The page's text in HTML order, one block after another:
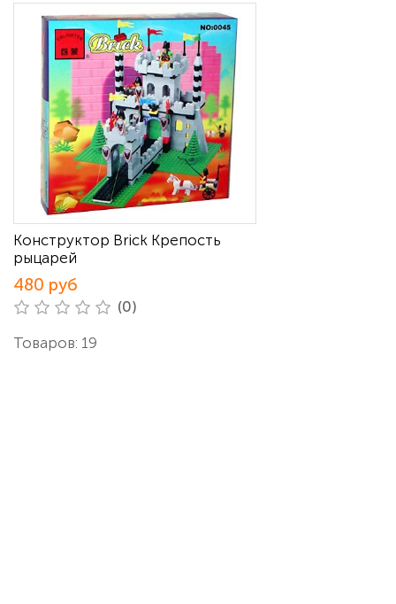
Конструктор Brick Крепость
рыцарей
480 руб
(0)
Товаров: 19